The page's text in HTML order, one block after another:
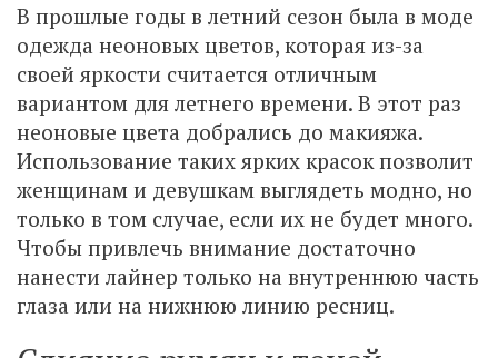
В прошлые годы в летний сезон была в моде
одежда неоновых цветов, которая из-за
своей яркости считается отличным
вариантом для летнего времени. В этот раз
неоновые цвета добрались до макияжа.
Использование таких ярких красок позволит
женщинам и девушкам выглядеть модно, но
только в том случае, если их не будет много.
Чтобы привлечь внимание достаточно
нанести лайнер только на внутреннюю часть
глаза или на нижнюю линию ресниц.